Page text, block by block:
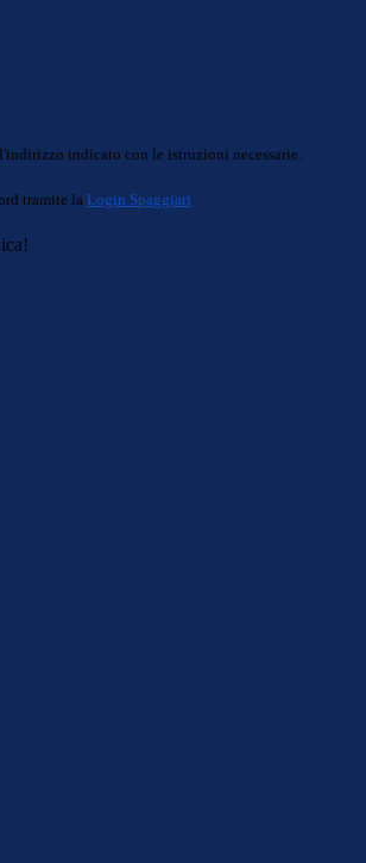
indicato con le istruzioni necessarie.
tramite la Login Spaggiari